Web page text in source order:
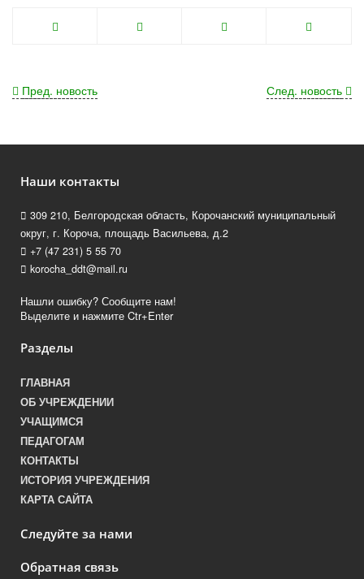
След. новость
Пред. новость
Наши контакты
309 210, Белгородская область, Корочанский муниципальный
округ, г. Короча, площадь Васильева, д.2
+7 (47 231) 5 55 70
korocha_ddt@mail.ru
Нашли ошибку? Сообщите нам!
Выделите и нажмите Ctr+Enter
Разделы
ГЛАВНАЯ
ОБ УЧРЕЖДЕНИИ
УЧАЩИМСЯ
ПЕДАГОГАМ
КОНТАКТЫ
ИСТОРИЯ УЧРЕЖДЕНИЯ
КАРТА САЙТА
Следуйте за нами
Обратная связь